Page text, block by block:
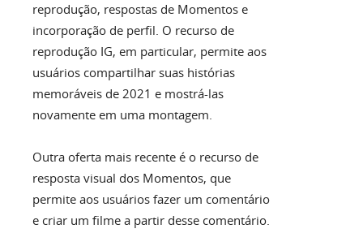
reprodução, respostas de Momentos e
incorporação de perfil. O recurso de
reprodução IG, em particular, permite aos
usuários compartilhar suas histórias
memoráveis ​​de 2021 e mostrá-las
novamente em uma montagem.
Outra oferta mais recente é o recurso de
resposta visual dos Momentos, que
permite aos usuários fazer um comentário
e criar um filme a partir desse comentário.